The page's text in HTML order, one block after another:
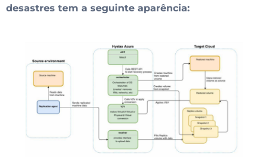
desastres tem a seguinte aparência: